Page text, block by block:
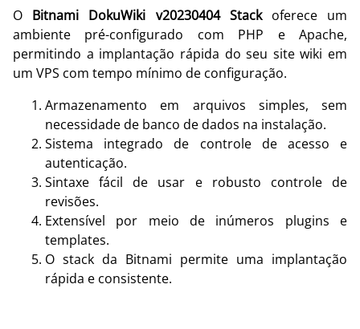
O Bitnami DokuWiki v20230404 Stackoferece um
ambiente pré-configurado com PHP e Apache,
permitindo a implantação rápida do seu site wiki em
um VPS com tempo mínimo de configuração.
Armazenamento em arquivos simples, sem
necessidade de banco de dados na instalação.
Sistema integrado de controle de acesso e
autenticação.
Sintaxe fácil de usar e robusto controle de
revisões.
Extensível por meio de inúmeros plugins e
templates.
O stack da Bitnami permite uma implantação
rápida e consistente.